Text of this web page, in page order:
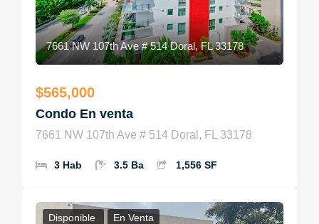
7661 NW 107th Ave # 514 Doral, FL 33178
$565,000
Condo En venta
7661 NW 107th Ave # 514 Doral, FL 33178
3 Hab 3.5 Ba 1,556 SF
Disponible En Venta